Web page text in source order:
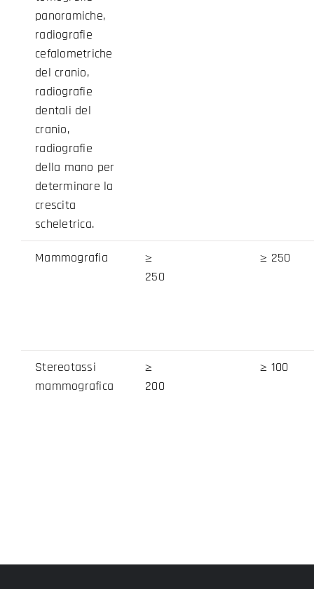
panoramiche,
radiografie
cefalometriche
del cranio,
radiografie
dentali del
cranio,
radiografie
della mano per
determinare la
crescita
scheletrica.
Mammografia
≥
250
≥ 250
Stereotassi
mammografica
≥
200
≥ 100